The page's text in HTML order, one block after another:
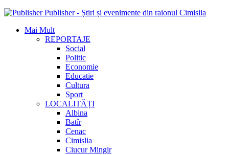
Publisher - Știri și evenimente din raionul Cimișlia
Mai Mult
REPORTAJE
Social
Politic
Economie
Educatie
Cultura
Sport
LOCALITĂȚI
Albina
Batîr
Cenac
Cimișlia
Ciucur Mingir